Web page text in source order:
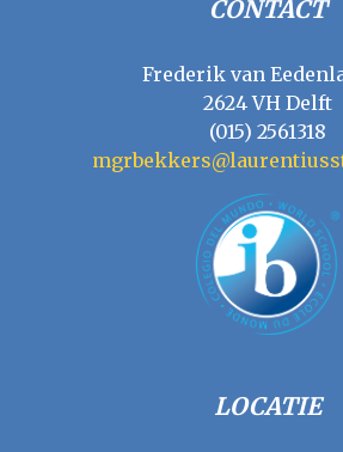
CONTACT
Frederik van
2624 VH Delft
(015) 2561318
LOCATIE